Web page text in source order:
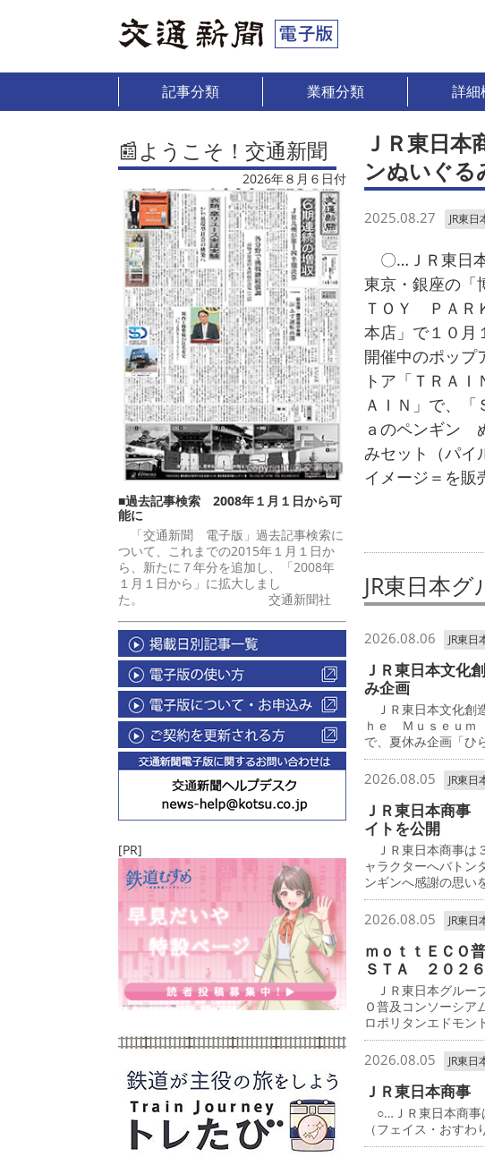
記事分類 業種分類 詳細
📰ようこそ！交通新聞
2026年８月６日付
■過去記事検索 2008年１月１日から可
能に
「交通新聞 電子版」過去記事検索に
ついて、これまでの2015年１月１日か
ら、新たに７年分を追加し、「2008年
１月１日から」に拡大しまし
た。 交通新聞社
[PR]
ＪＲ東日
ンぬいぐる
2025.08.27 JR東
〇…ＪＲ東日本
東京・銀座の
ＴＯＹ ＰＡ
本店」で１０月
開催中のポップ
トア「ＴＲＡ
ＡＩＮ」で、「
ａのペンギン
みセット（パイ
イメージ＝を販
JR東日本
2026.08.06 JR東日
ＪＲ東日本文
み企画
ＪＲ東日本文化創
ｈｅ Ｍｕｓｅｕｍ
で、夏休み企画「ひ
2026.08.05 JR東日
ＪＲ東日本商事
イトを公開
ＪＲ東日本商事は
ャラクターへバトン
ンギンへ感謝の思い
2026.08.05 JR東日
ｍｏｔｔＥＣＯ
ＳＴＡ ２０２
ＪＲ東日本グルー
Ｏ普及コンソーシア
ロポリタンエドモン
2026.08.05 JR東日
ＪＲ東日本商
○…ＪＲ東日本商事
（フェイス・おすわ